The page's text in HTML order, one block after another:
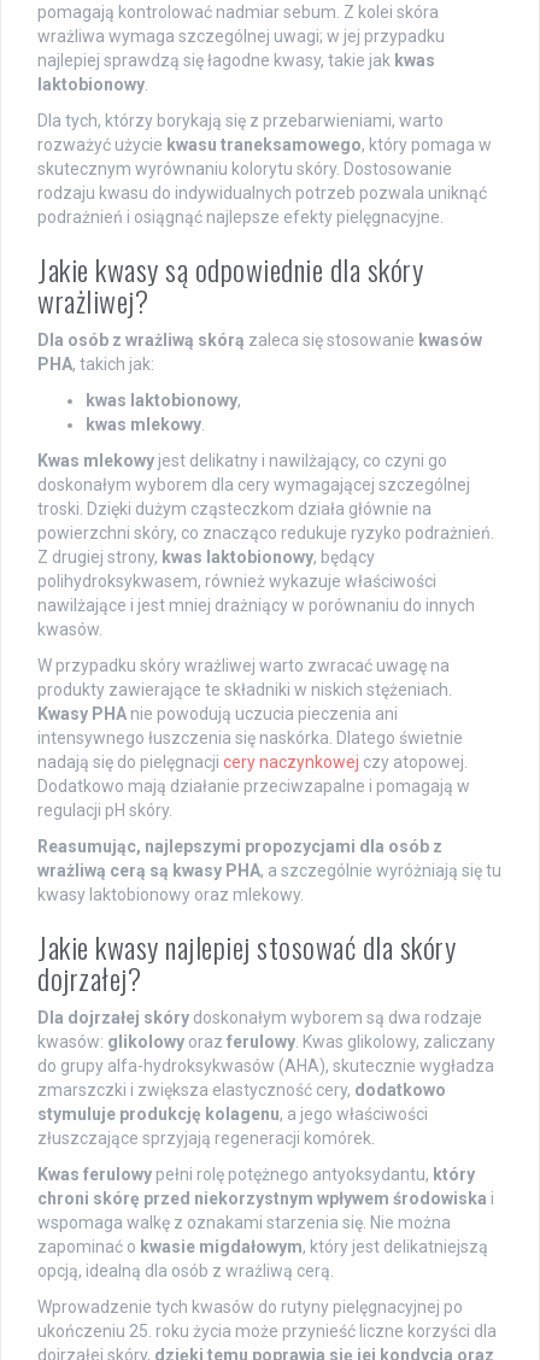
pomagają kontrolować nadmiar sebum. Z kolei skóra
wrażliwa wymaga szczególnej uwagi; w jej przypadku
najlepiej sprawdzą się łagodne kwasy, takie jak kwas
laktobionowy
Dla tych, którzy borykają się z przebarwieniami, warto
rozważyć użycie kwasu traneksamowego, który pomaga w
skutecznym wyrównaniu kolorytu skóry. Dostosowanie
rodzaju kwasu do indywidualnych potrzeb pozwala uniknąć
podrażnień i osiągnąć najlepsze efekty pielęgnacyjne.
Jakie kwasy są odpowiednie dla skóry
wrażliwej?
Dla osób z wrażliwą skórą zaleca się stosowanie kwasów
PHA, takich jak:
kwas laktobionowy,
kwas mlekowy
Kwas mlekowy jest delikatny i nawilżający, co czyni go
doskonałym wyborem dla cery wymagającej szczególnej
troski. Dzięki dużym cząsteczkom działa głównie na
powierzchni skóry, co znacząco redukuje ryzyko podrażnień.
Z drugiej strony, kwas laktobionowy, będący
polihydroksykwasem, również wykazuje właściwości
nawilżające i jest mniej drażniący w porównaniu do innych
kwasów.
W przypadku skóry wrażliwej warto zwracać uwagę na
produkty zawierające te składniki w niskich stężeniach.
Kwasy PHA nie powodują uczucia pieczenia ani
intensywnego łuszczenia się naskórka. Dlatego świetnie
nadają się do pielęgnacji cery naczynkowej czy atopowej.
Dodatkowo mają działanie przeciwzapalne i pomagają w
regulacji pH skóry.
Reasumując, najlepszymi propozycjami dla osób z
wrażliwą cerą są kwasy PHA, a szczególnie wyróżniają się tu
kwasy laktobionowy oraz mlekowy.
Jakie kwasy najlepiej stosować dla skóry
dojrzałej?
Dla dojrzałej skóry doskonałym wyborem są dwa rodzaje
kwasów: glikolowy oraz ferulowy . Kwas glikolowy, zaliczany
do grupy alfa-hydroksykwasów (AHA), skutecznie wygładza
zmarszczki i zwiększa elastyczność cery, dodatkowo
stymuluje produkcję kolagenu, a jego właściwości
złuszczające sprzyjają regeneracji komórek.
Kwas ferulowy pełni rolę potężnego antyoksydantu, który
chroni skórę przed niekorzystnym wpływem środowiska i
wspomaga walkę z oznakami starzenia się. Nie można
zapominać o kwasie migdałowym, który jest delikatniejszą
opcją, idealną dla osób z wrażliwą cerą.
Wprowadzenie tych kwasów do rutyny pielęgnacyjnej po
ukończeniu 25. roku życia może przynieść liczne korzyści dla
dojrzałej skóry, dzięki temu poprawia się jej kondycja oraz